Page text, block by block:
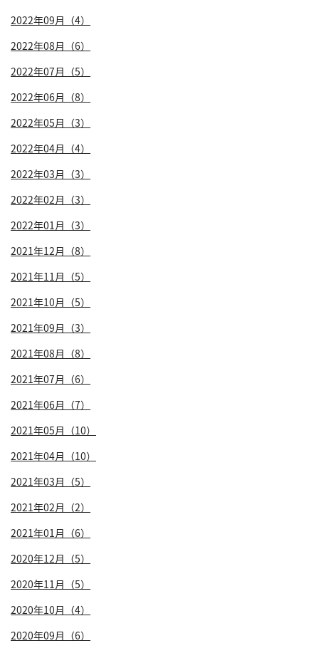
2022年09月（4）
2022年08月（6）
2022年07月（5）
2022年06月（8）
2022年05月（3）
2022年04月（4）
2022年03月（3）
2022年02月（3）
2022年01月（3）
2021年12月（8）
2021年11月（5）
2021年10月（5）
2021年09月（3）
2021年08月（8）
2021年07月（6）
2021年06月（7）
2021年05月（10）
2021年04月（10）
2021年03月（5）
2021年02月（2）
2021年01月（6）
2020年12月（5）
2020年11月（5）
2020年10月（4）
2020年09月（6）